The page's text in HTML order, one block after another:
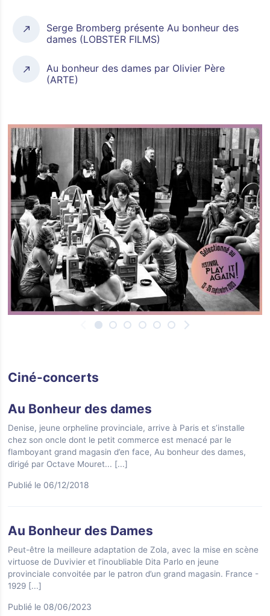
Serge Bromberg présente Au bonheur des
dames (LOBSTER FILMS)
Au bonheur des dames par Olivier Père
(ARTE)
Ciné-concerts
Au Bonheur des dames
Denise, jeune orpheline provinciale, arrive à Paris et s’installe
chez son oncle dont le petit commerce est menacé par le
flamboyant grand magasin d’en face, Au bonheur des dames,
dirigé par Octave Mouret... [...]
Publié le 06/12/2018
Au Bonheur des Dames
Peut-être la meilleure adaptation de Zola, avec la mise en scène
virtuose de Duvivier et l’inoubliable Dita Parlo en jeune
provinciale convoitée par le patron d’un grand magasin. France -
1929 [...]
Publié le 08/06/2023